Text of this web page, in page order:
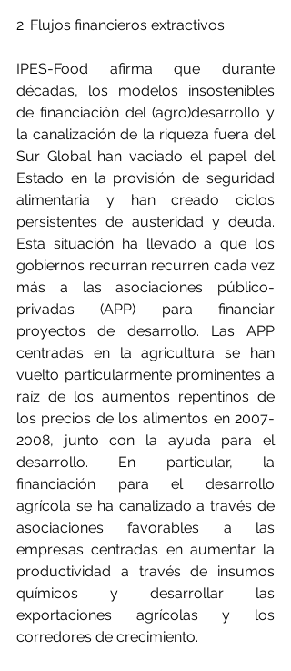
2. Flujos financieros extractivos
IPES-Food afirma que durante
décadas, los modelos insostenibles
de financiación del (agro)desarrollo y
la canalización de la riqueza fuera del
Sur Global han vaciado el papel del
Estado en la provisión de seguridad
alimentaria y han creado ciclos
persistentes de austeridad y deuda.
Esta situación ha llevado a que los
gobiernos recurran recurren cada vez
más a las asociaciones público-
privadas (APP) para financiar
proyectos de desarrollo. Las APP
centradas en la agricultura se han
vuelto particularmente prominentes a
raíz de los aumentos repentinos de
los precios de los alimentos en 2007-
2008, junto con la ayuda para el
desarrollo. En particular, la
financiación para el desarrollo
agrícola se ha canalizado a través de
asociaciones favorables a las
empresas centradas en aumentar la
productividad a través de insumos
químicos y desarrollar las
exportaciones agrícolas y los
corredores de crecimiento.